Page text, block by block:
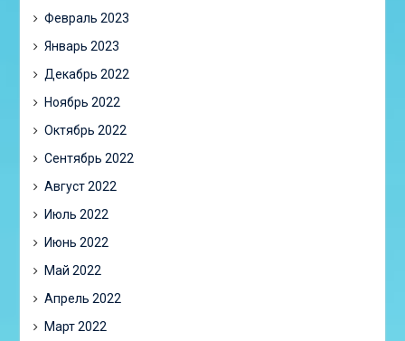
Февраль 2023
Январь 2023
Декабрь 2022
Ноябрь 2022
Октябрь 2022
Сентябрь 2022
Август 2022
Июль 2022
Июнь 2022
Май 2022
Апрель 2022
Март 2022